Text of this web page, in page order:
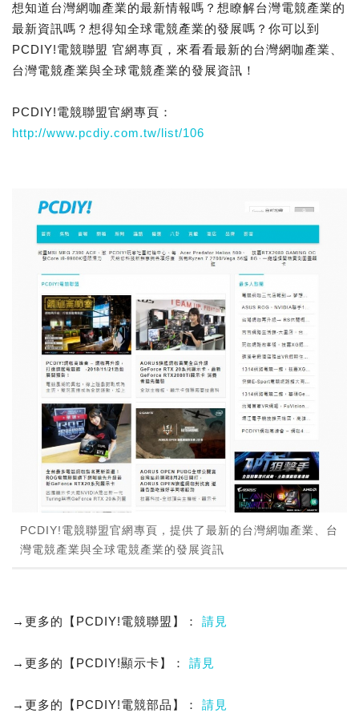
想知道台灣網咖產業的最新情報嗎？想瞭解台灣電競產業的
最新資訊嗎？想得知全球電競產業的發展嗎？你可以到
PCDIY!電競聯盟 官網專頁，來看看最新的台灣網咖產業、
台灣電競產業與全球電競產業的發展資訊！
PCDIY!電競聯盟官網專頁：
http://www.pcdiy.com.tw/list/106
PCDIY!電競聯盟官網專頁，提供了最新的台灣網咖產業、台
灣電競產業與全球電競產業的發展資訊
→更多的【PCDIY!電競聯盟】： 請見
→更多的【PCDIY!顯示卡】： 請見
→更多的【PCDIY!電競部品】： 請見